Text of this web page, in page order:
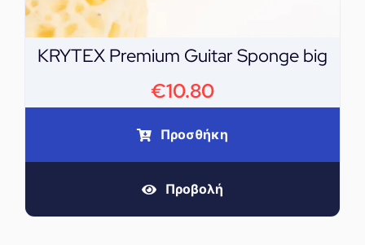
KRYTEX Premium Guitar Sponge big
€10.80
Προσθήκη
Προβολή